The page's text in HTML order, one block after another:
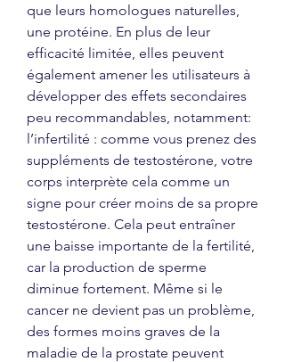
que leurs homologues naturelles,
une protéine. En plus de leur
efficacité limitée, elles peuvent
également amener les utilisateurs à
développer des effets secondaires
peu recommandables, notamment:
l’infertilité : comme vous prenez des
suppléments de testostérone, votre
corps interprète cela comme un
signe pour créer moins de sa propre
testostérone. Cela peut entraîner
une baisse importante de la fertilité,
car la production de sperme
diminue fortement. Même si le
cancer ne devient pas un problème,
des formes moins graves de la
maladie de la prostate peuvent